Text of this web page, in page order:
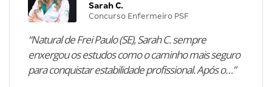
Sarah C.
Concurso Enfermeiro PSF
“Natural de Frei Paulo (SE), Sarah C. sempre
enxergou os estudos como o caminho mais seguro
para conquistar estabilidade profissional. Após o…”